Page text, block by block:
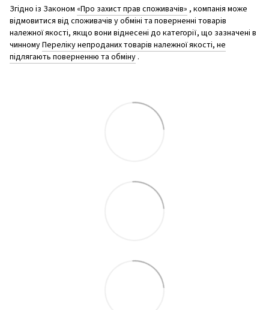
Згідно із Законом «Про захист прав споживачів» , компанія може
відмовитися від споживачів у обміні та поверненні товарів
належної якості, якщо вони віднесені до категорії, що зазначені в
чинномуПереліку непроданих товарів належної якості, не
підлягають поверненню та обміну .